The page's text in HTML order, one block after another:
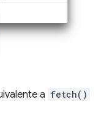
a fetch()